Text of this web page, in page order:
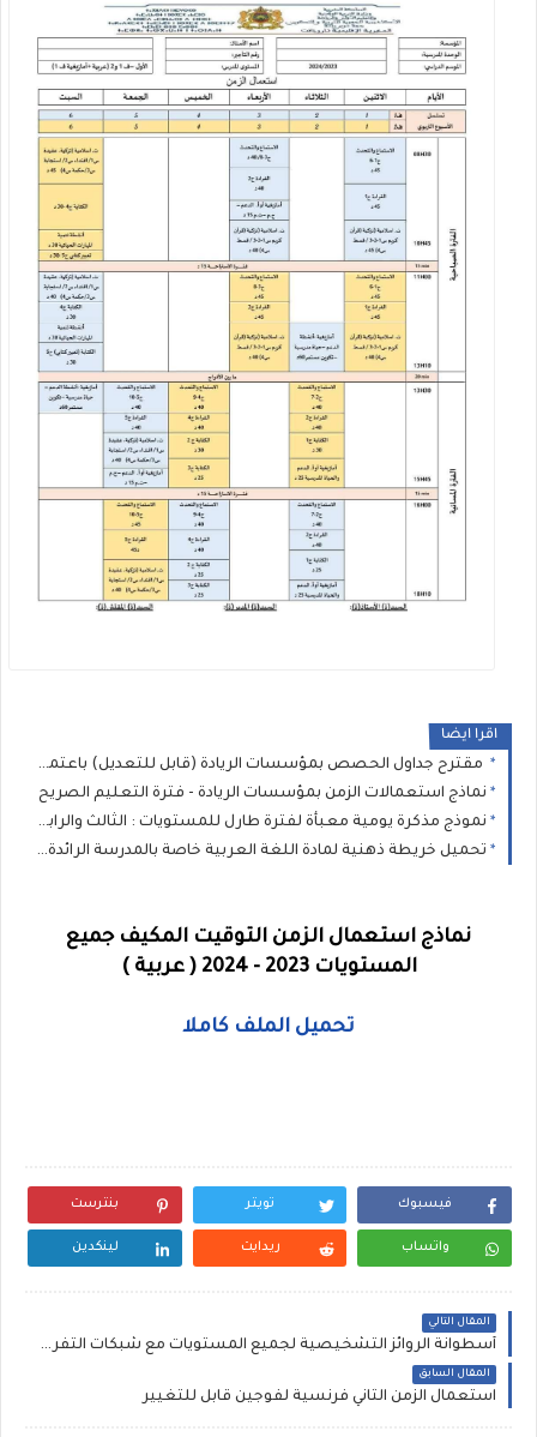
اقرا ايضا
مقترح جداول الحصص بمؤسسات الريادة (قابل للتعديل) باعتماد التخصص من المستوى الثاني إلى السادس ابتدائي
نماذج استعمالات الزمن بمؤسسات الريادة - فترة التعليم الصريح
نموذج مذكرة يومية معبأة لفترة طارل للمستويات : الثالث والرابع والخامس والسادس
تحميل خريطة ذهنية لمادة اللغة العربية خاصة بالمدرسة الرائدة PDF
نماذج استعمال الزمن التوقيت المكيف جميع
المستويات 2023 - 2024 ( عربية )
تحميل الملف كاملا
فيسبوك تويتر بنترست
واتساب ريدايت لينكدين
المقال التالي
أسطوانة الروائز التشخيصية لجميع المستويات مع شبكات التفريغ والتقارير
المقال السابق
استعمال الزمن الثاني فرنسية لفوجين قابل للتغيير